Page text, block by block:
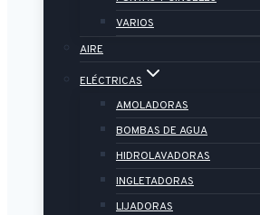
VARIOS
AIRE
ELÉCTRICAS
AMOLADORAS
BOMBAS DE AGUA
HIDROLAVADORAS
INGLETADORAS
LIJADORAS